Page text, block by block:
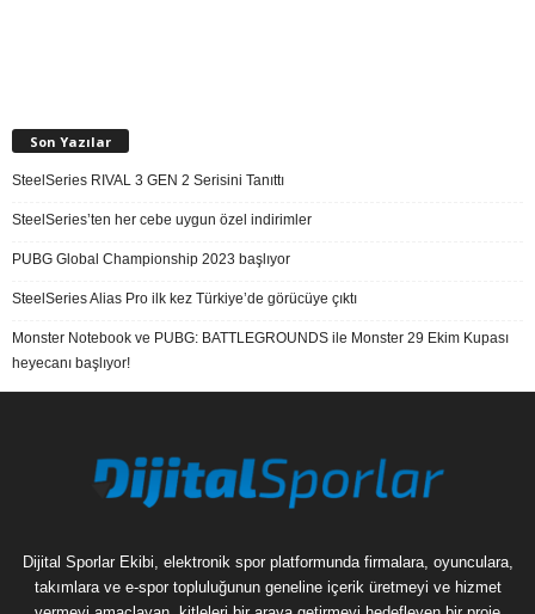
Son Yazılar
SteelSeries RIVAL 3 GEN 2 Serisini Tanıttı
SteelSeries’ten her cebe uygun özel indirimler
PUBG Global Championship 2023 başlıyor
SteelSeries Alias Pro ilk kez Türkiye’de görücüye çıktı
Monster Notebook ve PUBG: BATTLEGROUNDS ile Monster 29 Ekim Kupası
heyecanı başlıyor!
Dijital Sporlar Ekibi, elektronik spor platformunda firmalara, oyunculara,
takımlara ve e-spor topluluğunun geneline içerik üretmeyi ve hizmet